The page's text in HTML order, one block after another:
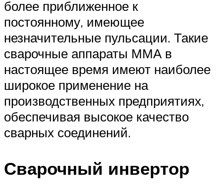
более приближенное к
постоянному, имеющее
незначительные пульсации. Такие
сварочные аппараты ММА в
настоящее время имеют наиболее
широкое применение на
производственных предприятиях,
обеспечивая высокое качество
сварных соединений.
Сварочный инвертор